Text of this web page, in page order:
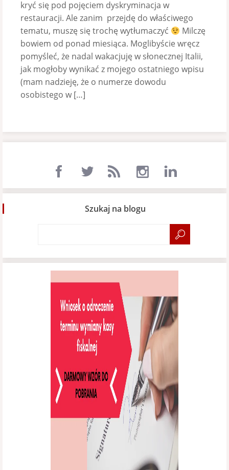
kryć się pod pojęciem dyskryminacja w
restauracji. Ale zanim przejdę do właściwego
tematu, muszę się trochę wytłumaczyć
Milczę
bowiem od ponad miesiąca. Moglibyście wręcz
pomyśleć, że nadal wakacjuję w słonecznej Italii,
jak mogłoby wynikać z mojego ostatniego wpisu
(mam nadzieję, że o numerze dowodu
osobistego w […]
Szukaj na blogu